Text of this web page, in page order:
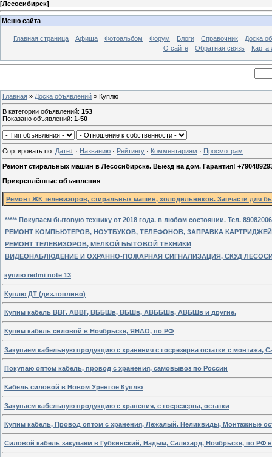
[Лесосибирск]
Меню сайта
Главная страница Афиша Фотоальбом Форум Блоги Справочник
Доска
О сайте
Обратная связь Карта
Главная » Доска объявлений » Куплю
В категории объявлений: 153
Показано объявлений: 1-50
Сортировать по: Дате · Названию · Рейтингу · Комментариям · Просмотрам
Ремонт стиральных машин в Лесосибирске. Выезд на дом. Гарантия!
Прикреплённые объявления
Ремонт ЖК телевизоров, стиральных машин, холодильников. Запчасти для
***** Покупаем бытовую технику от 2018 года. в любом состоянии. Тел.
РЕМОНТ КОМПЬЮТЕРОВ, НОУТБУКОВ, ТЕЛЕФОНОВ, ЗАПРАВКА
РЕМОНТ ТЕЛЕВИЗОРОВ, МЕЛКОЙ БЫТОВОЙ ТЕХНИКИ
ВИДЕОНАБЛЮДЕНИЕ И ОХРАННО-ПОЖАРНАЯ СИГНАЛИЗАЦИЯ, СКУД
куплю redmi note 13
Куплю ДТ (диз.топливо)
Купим кабель ВВГ, АВВГ, ВББШв, ВБШв, АВББШв, АВБШв и другие.
Купим кабель силовой в Ноябрьске, ЯНАО, по РФ
Закупаем кабельную продукцию с хранения с госрезерва остатки с монтажа,
Покупаю оптом кабель, провод с хранения, самовывоз по России
Кабель силовой в Новом Уренгое Куплю
Закупаем кабельную продукцию с хранения, с госрезерва, остатки
Купим кабель, Провод оптом с хранения, Лежалый, Неликвиды, Монтажные
Силовой кабель закупаем в Губкинский, Надым, Салехард, Ноябрьске, по РФ